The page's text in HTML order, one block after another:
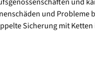
und
Sicherung mit